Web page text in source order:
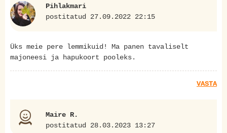
Pihlakmari
postitatud 27.09.2022 22:15
Üks meie pere lemmikuid! Ma panen tavaliselt
majoneesi ja hapukoort pooleks.
VASTA
Maire R.
postitatud 28.03.2023 13:27